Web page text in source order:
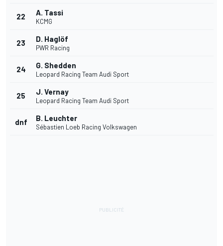
22 A. Tassi
KCMG
23 D. Haglöf
PWR Racing
24 G. Shedden
Leopard Racing Team Audi Sport
25 J. Vernay
Leopard Racing Team Audi Sport
dnf B. Leuchter
Sébastien Loeb Racing Volkswagen